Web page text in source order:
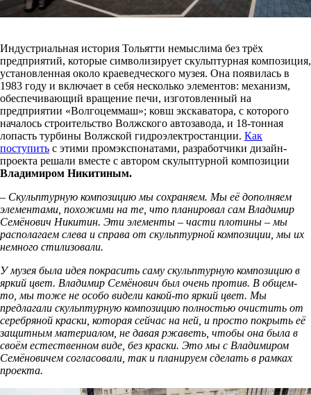
Индустриальная история Тольятти немыслима без трёх
предприятий, которые символизирует скульптурная композиция,
установленная около краеведческого музея. Она появилась в
1983 году и включает в себя несколько элементов: механизм,
обеспечивающий вращение печи, изготовленный на
предприятии «Волгоцеммаш»; ковш экскаватора, с которого
началось строительство Волжского автозавода, и 18-тонная
лопасть турбины Волжской гидроэлектростанции. Как
поступить с этими промэкспонатами, разработчики дизайн-
проекта решали вместе с автором скульптурной композиции
Владимиром Никитиным.
– Скульптурную композицию мы сохраняем. Мы её дополняем
элементами, похожими на те, что планировал сам Владимир
Семёнович Никитин. Эти элементы – части плотины – мы
располагаем слева и справа от скульптурной композиции, мы их
немного стилизовали.
У музея была идея покрасить саму скульптурную композицию в
яркий цвет. Владимир Семёнович был очень против. В общем-
то, мы тоже не особо видели какой-то яркий цвет. Мы
предлагали скульптурную композицию полностью очистить от
серебряной краски, которая сейчас на ней, и просто покрыть её
защитным материалом, не давая ржаветь, чтобы она была в
своём естественном виде, без краски. Это мы с Владимиром
Семёновичем согласовали, так и планируем сделать в рамках
проекта.